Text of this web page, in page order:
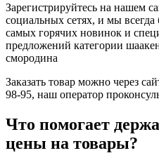
Зарегистрируйтесь на нашем
социальных сетях, и мы всегда
самых горячих новинок и
предложений категории
смородина
Заказать товар можно через
98-95, наш оператор
Что помогает
цены на товары?